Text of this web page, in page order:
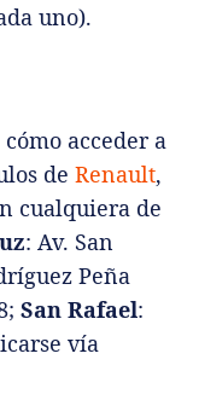
uno).
acceder a
de Renault,
cualquiera de
: Av. San
Peña
San Rafael:
vía